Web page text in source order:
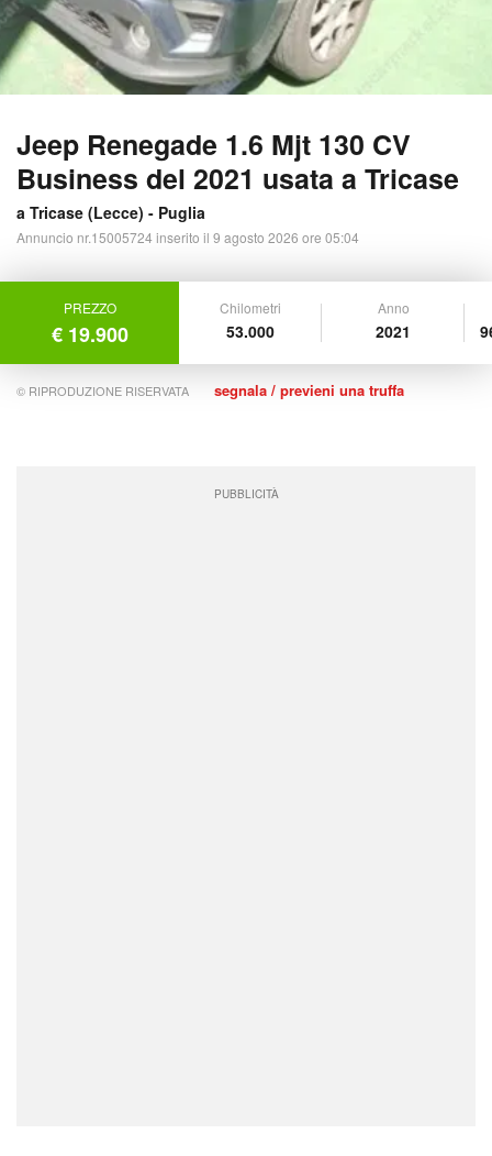
Jeep Renegade 1.6 Mjt 130 CV
Business del 2021 usata a Tricase
a Tricase (Lecce) - Puglia
Annuncio nr.15005724 inserito il 9 agosto 2026 ore 05:04
PREZZO
€ 19.900
Chilometri
53.000
Anno
2021
© RIPRODUZIONE RISERVATA segnala / previeni una truffa
PUBBLICITÀ